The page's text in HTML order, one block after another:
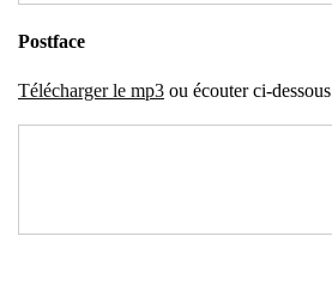
Post­face
Télé­char­ger le mp3 ou écou­ter ci-des­sous